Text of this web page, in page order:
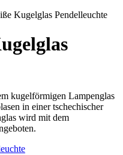
Kugelglas Pendelleuchte
kugelförmigen Lampenglas
in einer tschechischer
wird mit dem